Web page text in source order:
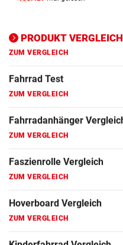
PRODUKT
ZUM VERGLEICH
ZUM VERGLEICH
ZUM VERGLEICH
ZUM VERGLEICH
ZUM VERGLEICH
ZUM VERGLEICH